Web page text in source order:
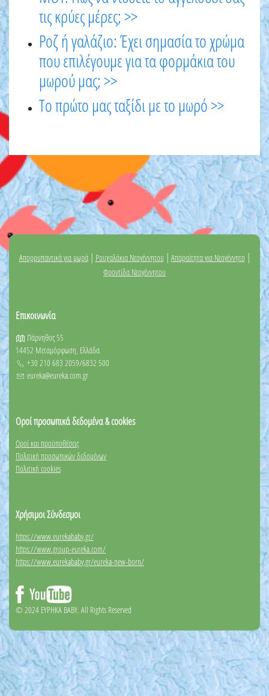
τις κρύες μέρες; >>
Ροζ ή γαλάζιο: Έχει σημασία το χρώμα
που επιλέγουμε για τα φορμάκια του
μωρού μας; >>
Το πρώτο μας ταξίδι με το μωρό >>
Απορρυπαντικά για μωρά| Ρουχαλάκια Νεογέννητου | Απαραίτητα για Νεογέννητο |
Φροντίδα Νεογέννητου
Επικοινωνία
Πάρνηθος 55
14452 Μεταμόρφωση, Ελλάδα
+30 210 683 2059/6832 500
eureka@eureka.com.gr
Οροί προσωπικά δεδομένα & cookies
Οροί και προϋποθέσεις
Πολιτική προσωπικών δεδομένων
Πολιτική cookies
Χρήσιμοι Σύνδεσμοι
https://www.eurekababy.gr/
https://www.group-eureka.com/
https://www.eurekababy.gr/eureka-new-born/
© 2024 EYΡΗΚΑ BABY. All Rights Reserved